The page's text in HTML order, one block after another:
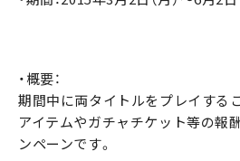
・概要：
期間中に両タイトルをプレイする
アイテムやガチャチケット等の報
ンペーンです。